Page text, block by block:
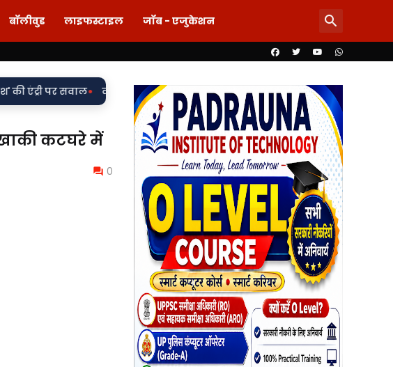
बॉलीवुड लाइफस्टाइल जॉब - एजुकेशन
लड़की-शराब की मांग और महिला से बदसलूकी के आरोप में दो सिपाही निलंबित, मुकदमा
कटघरे में
0